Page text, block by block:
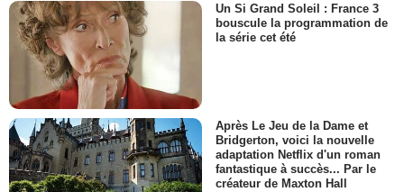
Un Si Grand Soleil : France 3
bouscule la programmation de
la série cet été
Après Le Jeu de la Dame et
Bridgerton, voici la nouvelle
adaptation Netflix d'un roman
fantastique à succès... Par le
créateur de Maxton Hall